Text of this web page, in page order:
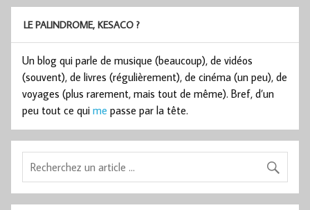
LE PALINDROME, KESACO ?
Un blog qui parle de musique (beaucoup), de vidéos
(souvent), de livres (régulièrement), de cinéma (un peu), de
voyages (plus rarement, mais tout de même). Bref, d’un
peu tout ce qui me passe par la tête.